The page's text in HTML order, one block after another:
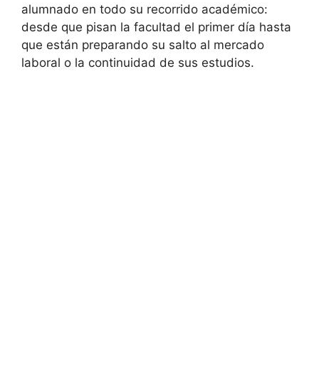
alumnado en todo su recorrido académico:
desde que pisan la facultad el primer día hasta
que están preparando su salto al mercado
laboral o la continuidad de sus estudios.